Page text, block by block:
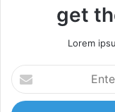
get
Lorem
Enter
your
Email